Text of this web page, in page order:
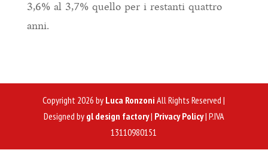
3,6% al 3,7% quello per i restanti quattro
anni.
Copyright 2026 by Luca Ronzoni All Rights Reserved |
Designed by gl design factory| Privacy Policy| P.IVA
13110980151